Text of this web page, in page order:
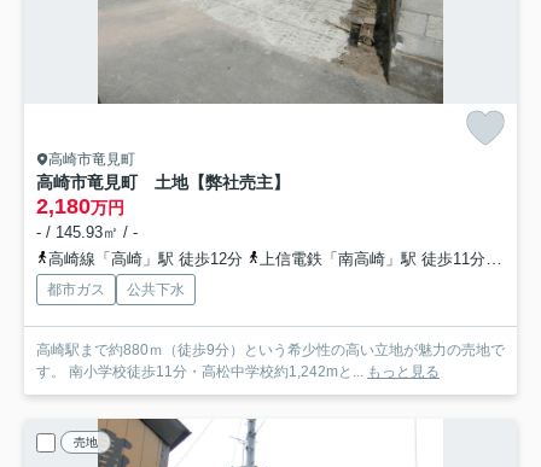
高崎市竜見町
高崎市竜見町 土地【弊社売主】
2,180万円
- / 145.93㎡ / -
高崎線「高崎」駅 徒歩12分
上信電鉄「南高崎」駅 徒歩11分
都市ガス 公共下水
高崎駅まで約880ｍ（徒歩9分）という希少性の高い立地が魅力の売地で
す。 南小学校徒歩11分・高松中学校約1,242mと... もっと見る
売地